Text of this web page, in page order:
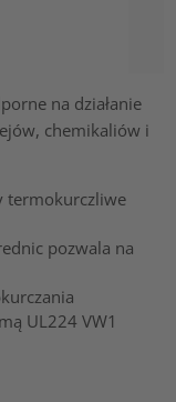
na działanie
chemikaliów i
termokurczliwe
pozwala na
UL224 VW1